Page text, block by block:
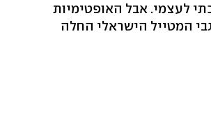
לעצמי. אבל האופטימיות
המטייל הישראלי החלה